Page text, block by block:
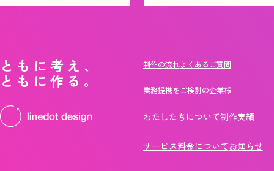
ともに考え、
ともに作る。
制作の流れよくあるご質問
業務提携をご検討の企業様
わたしたちについて制作実績
サービス料金について お知らせ